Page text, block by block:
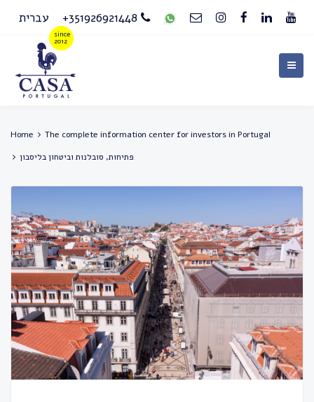
עברית +351926921448
Home
The complete information center for investors in Portugal
פתיחות, סובלנות וביטחון בליסבון